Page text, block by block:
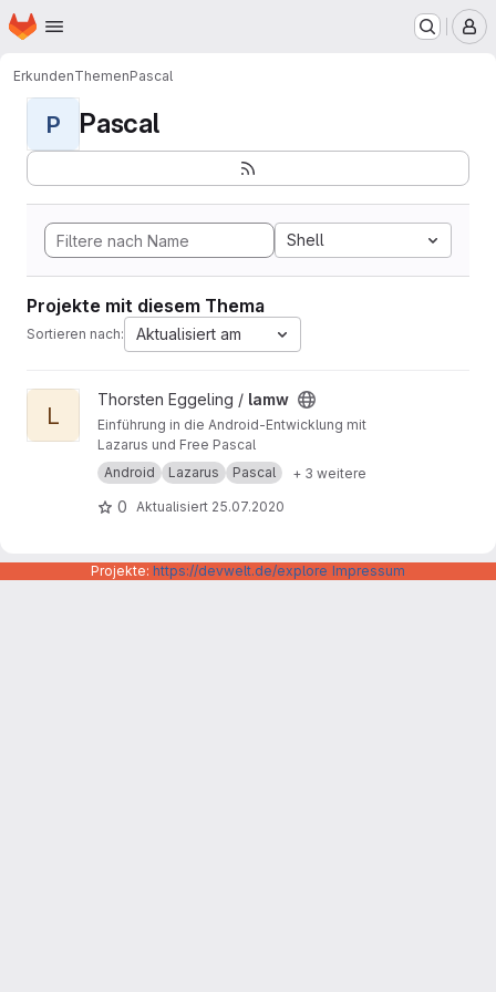
Zum Hauptinhalt springen
Startseite
ErkundenThemenPascal
P Pascal
Shell
Projekte mit diesem Thema
Sortieren nach: Aktualisiert am
Projekt lamw ansehen
L
Thorsten Eggeling / lamw
Einführung in die Android-Entwicklung mit
Lazarus und Free Pascal
Android
Lazarus Pascal + 3 weitere
0 Aktualisiert 25.07.2020
Projekte: https://devwelt.de/explore Impressum